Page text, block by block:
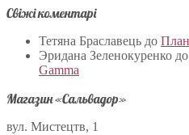
Свіжі коментарі
Тетяна Браславець до
Эридана Зеленокуренко до
Gamma
Магазин «Сальвадор»
вул. Мистецтв, 1